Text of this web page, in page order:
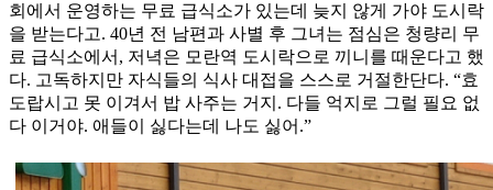
회에서 운영하는 무료 급식소가 있는데 늦지 않게 가야 도시락
을 받는다고. 40년 전 남편과 사별 후 그녀는 점심은 청량리 무
료 급식소에서, 저녁은 모란역 도시락으로 끼니를 때운다고 했
다. 고독하지만 자식들의 식사 대접을 스스로 거절한단다. “효
도랍시고 못 이겨서 밥 사주는 거지. 다들 억지로 그럴 필요 없
다 이거야. 애들이 싫다는데 나도 싫어.”